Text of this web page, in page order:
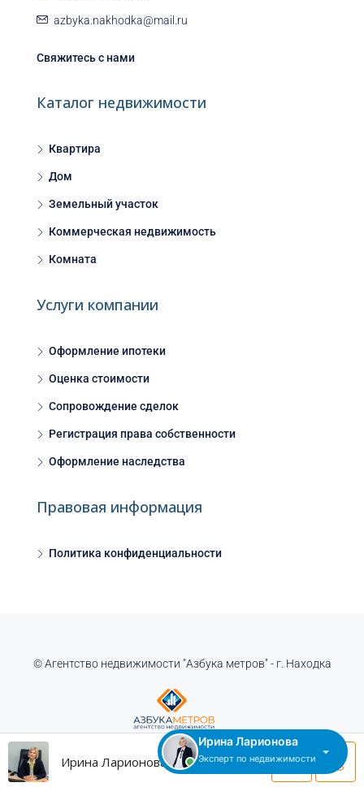
azbyka.nakhodka@mail.ru
Свяжитесь с нами
Каталог недвижимости
Квартира
Дом
Земельный участок
Коммерческая недвижимость
Комната
Услуги компании
Оформление ипотеки
Оценка стоимости
Сопровождение сделок
Регистрация права собственности
Оформление наследства
Правовая информация
Политика конфиденциальности
© Агентство недвижимости "Азбука метров" - г. Находка
Ирина Ларионова
Ирина Ларионова
Эксперт по недвижимости